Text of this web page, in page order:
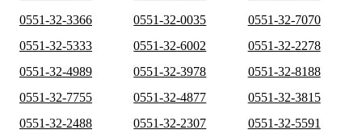
0551-32-3366
0551-32-0035
0551-32-7070
0551-32-5333
0551-32-6002
0551-32-2278
0551-32-4989
0551-32-3978
0551-32-8188
0551-32-7755
0551-32-4877
0551-32-3815
0551-32-2488
0551-32-2307
0551-32-5591